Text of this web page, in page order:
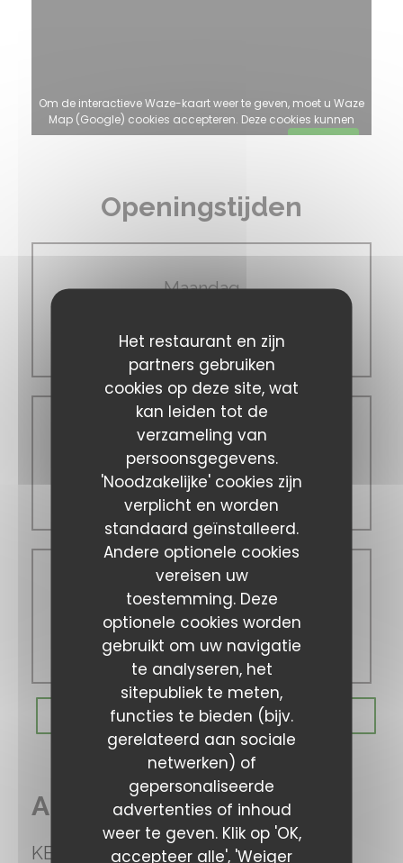
Het restaurant en zijn
partners gebruiken
cookies op deze site, wat
kan leiden tot de
verzameling van
persoonsgegevens.
'Noodzakelijke' cookies zijn
verplicht en worden
standaard geïnstalleerd.
Andere optionele cookies
vereisen uw
toestemming. Deze
optionele cookies worden
gebruikt om uw navigatie
te analyseren, het
sitepubliek te meten,
functies te bieden (bijv.
gerelateerd aan sociale
netwerken) of
gepersonaliseerde
advertenties of inhoud
weer te geven. Klik op 'OK,
accepteer alle', 'Weiger
Om de interactieve Waze-kaart weer te geven, moet u Waze
Map (Google) cookies accepteren. Deze cookies kunnen
navigatie- en locatiegegevens verzamelen. Toestaan
Openingstijden
Maandag
Gesloten
Din-Zat
12:00 - 14:00
19:00 - 21:00
Zondag
Gesloten
RESERVEER EEN TAFEL
Algemene informatie
KEUKEN